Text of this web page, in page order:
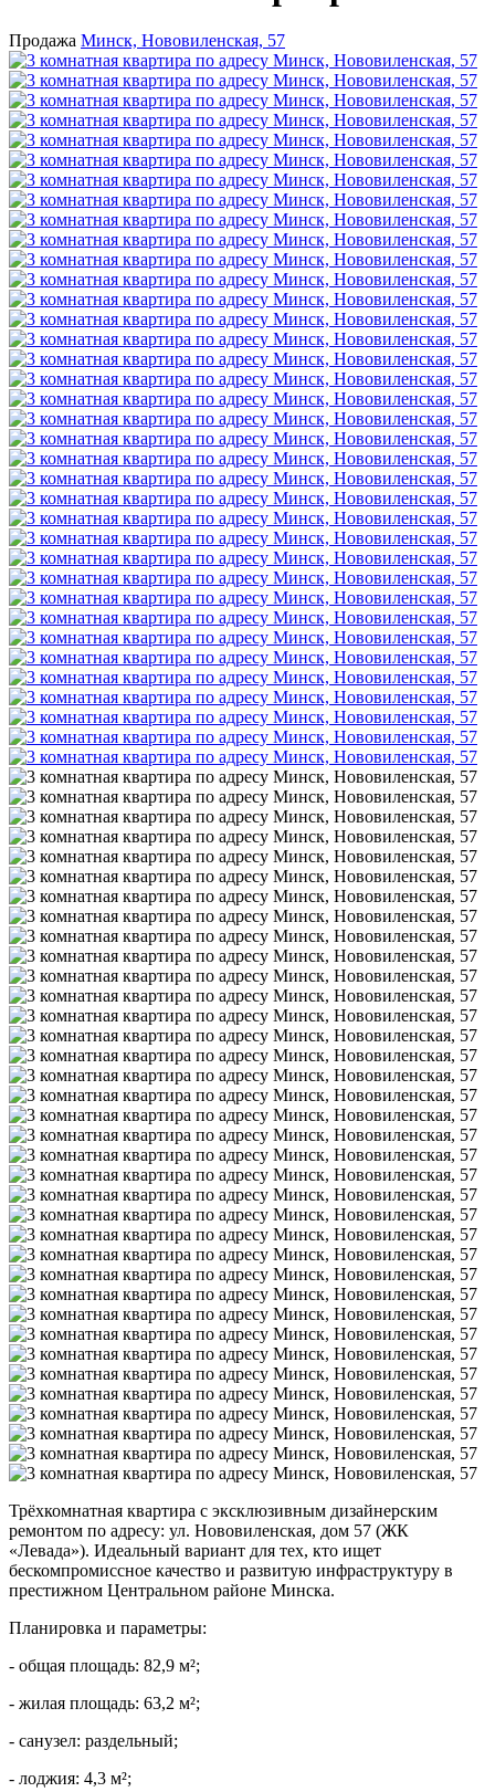
Продажа Минск, Нововиленская, 57
Трёхкомнатная квартира с эксклюзивным дизайнерским
ремонтом по адресу: ул. Нововиленская, дом 57 (ЖК
«Левада»). Идеальный вариант для тех, кто ищет
бескомпромиссное качество и развитую инфраструктуру в
престижном Центральном районе Минска.
Планировка и параметры:
- общая площадь: 82,9 м²;
- жилая площадь: 63,2 м²;
- санузел: раздельный;
- лоджия: 4,3 м²;